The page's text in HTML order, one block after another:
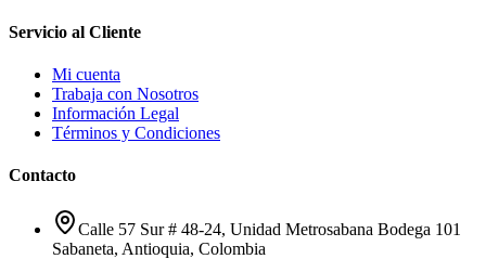
Servicio al Cliente
Mi cuenta
Trabaja con Nosotros
Información Legal
Términos y Condiciones
Contacto
Calle 57 Sur # 48-24, Unidad Metrosabana Bodega 101
Sabaneta, Antioquia, Colombia